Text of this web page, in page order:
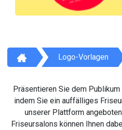
Logo-Vorlagen
Präsentieren Sie dem
indem Sie ein auffälliges
unserer Plattform
Friseursalons können Ihnen